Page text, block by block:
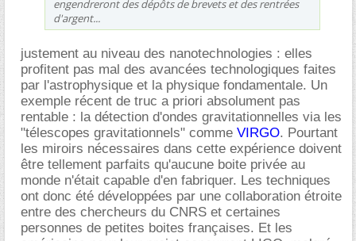
engendreront des dépôts de brevets et des rentrées
d'argent...
justement au niveau des nanotechnologies : elles
profitent pas mal des avancées technologiques faites
par l'astrophysique et la physique fondamentale. Un
exemple récent de truc a priori absolument pas
rentable : la détection d'ondes gravitationnelles via les
"télescopes gravitationnels" comme VIRGO. Pourtant
les miroirs nécessaires dans cette expérience doivent
être tellement parfaits qu'aucune boite privée au
monde n'était capable d'en fabriquer. Les techniques
ont donc été développées par une collaboration étroite
entre des chercheurs du CNRS et certaines
personnes de petites boites françaises. Et les